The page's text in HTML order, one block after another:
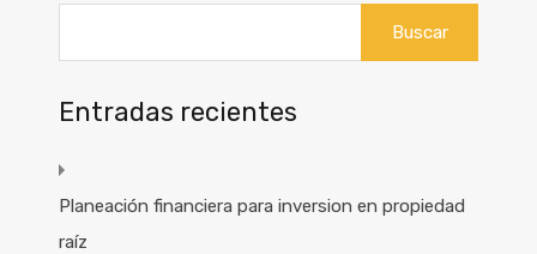
Entradas recientes
Planeación financiera para inversion en propiedad
raíz